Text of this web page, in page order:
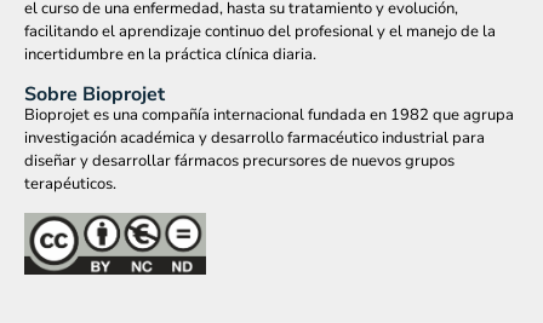
el curso de una enfermedad, hasta su tratamiento y evolución,
facilitando el aprendizaje continuo del profesional y el manejo de la
incertidumbre en la práctica clínica diaria.
Sobre Bioprojet
Bioprojet es una compañía internacional fundada en 1982 que agrupa
investigación académica y desarrollo farmacéutico industrial para
diseñar y desarrollar fármacos precursores de nuevos grupos
terapéuticos.